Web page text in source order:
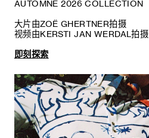
AUTOMNE 2026 COLLECTION
大片由ZOË GHERTNER拍摄
视频由KERSTI JAN WERDAL拍摄
即刻探索